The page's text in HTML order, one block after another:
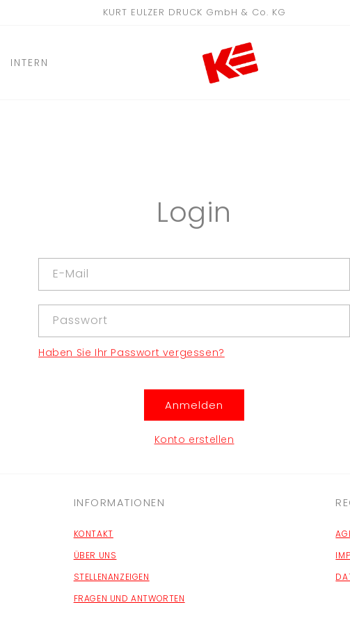
KURT EULZER DRUCK GmbH & Co. KG
INTERN
Login
E-Mail
Passwort
Haben Sie Ihr Passwort vergessen?
Anmelden
Konto erstellen
INFORMATIONEN
KONTAKT
ÜBER UNS
STELLENANZEIGEN
FRAGEN UND ANTWORTEN